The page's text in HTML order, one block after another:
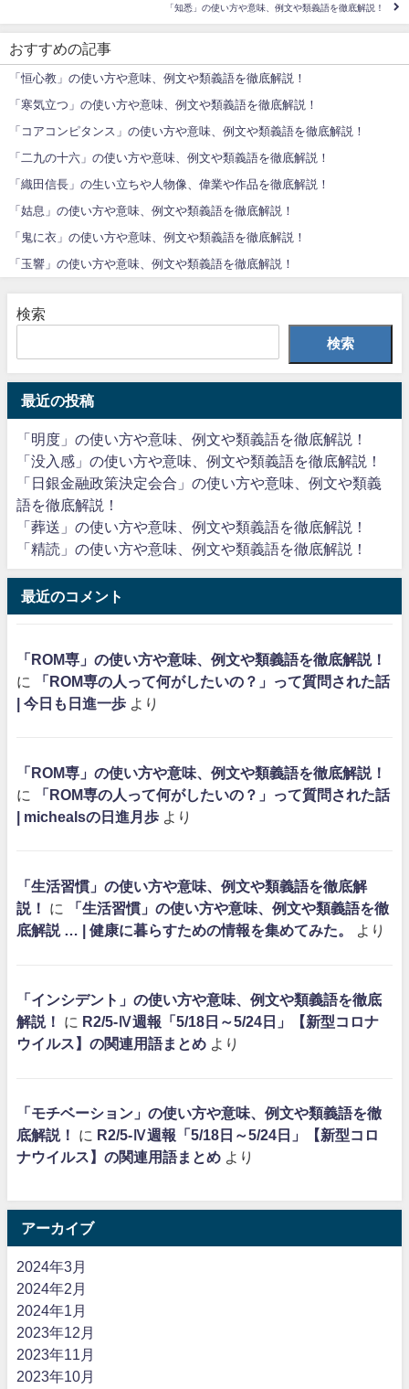
「知悉」の使い方や意味、例文や類義語を徹底解説！
おすすめの記事
「恒心教」の使い方や意味、例文や類義語を徹底解説！
「寒気立つ」の使い方や意味、例文や類義語を徹底解説！
「コアコンピタンス」の使い方や意味、例文や類義語を徹底解説！
「二九の十六」の使い方や意味、例文や類義語を徹底解説！
「織田信長」の生い立ちや人物像、偉業や作品を徹底解説！
「姑息」の使い方や意味、例文や類義語を徹底解説！
「鬼に衣」の使い方や意味、例文や類義語を徹底解説！
「玉響」の使い方や意味、例文や類義語を徹底解説！
検索
検索
最近の投稿
「明度」の使い方や意味、例文や類義語を徹底解説！
「没入感」の使い方や意味、例文や類義語を徹底解説！
「日銀金融政策決定会合」の使い方や意味、例文や類義
語を徹底解説！
「葬送」の使い方や意味、例文や類義語を徹底解説！
「精読」の使い方や意味、例文や類義語を徹底解説！
最近のコメント
「ROM専」の使い方や意味、例文や類義語を徹底解説！
に
「ROM専の人って何がしたいの？」って質問された話
| 今日も日進一歩 より
「ROM専」の使い方や意味、例文や類義語を徹底解説！
に
「ROM専の人って何がしたいの？」って質問された話
| michealsの日進月歩 より
「生活習慣」の使い方や意味、例文や類義語を徹底解
説！
に
「生活習慣」の使い方や意味、例文や類義語を徹
底解説 … | 健康に暮らすための情報を集めてみた。
より
「インシデント」の使い方や意味、例文や類義語を徹底
解説！
に R2/5-Ⅳ週報「5/18日～5/24日」【新型コロナ
ウイルス】の関連用語まとめ より
「モチベーション」の使い方や意味、例文や類義語を徹
底解説！
に R2/5-Ⅳ週報「5/18日～5/24日」【新型コロ
ナウイルス】の関連用語まとめ より
アーカイブ
2024年3月
2024年2月
2024年1月
2023年12月
2023年11月
2023年10月